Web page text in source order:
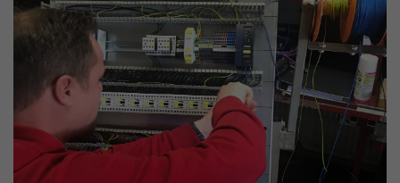
Zweck
Dieses Cookie wird verwendet, um Ihre
Cookie-Einstellungen für diese Website zu
speichern.
erhobenen Daten umfassen die Anzahl der
Besucher, die Quelle, aus der sie stammen,
und die Seiten in anonymisierter Form.
_ga
Anbieter Google LLC